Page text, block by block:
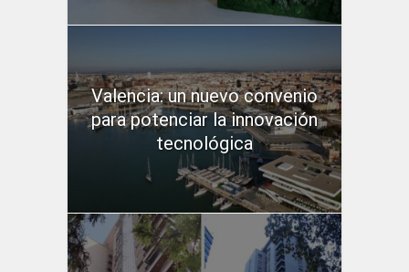
Valencia: un nuevo convenio
para potenciar la innovación
tecnológica